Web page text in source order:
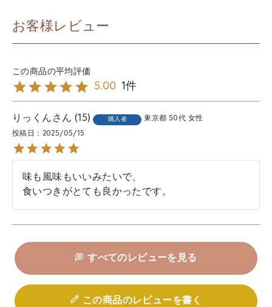
お客様レビュー
5.00 1
りっくん 15 購入者 東京都 50代 女性
投稿日 2025/05/15
味も風味もいいみたいで、
食いつきがとても良かったです。
すべてのレビューを見る
この商品のレビューを書く